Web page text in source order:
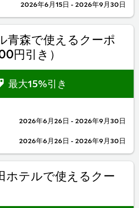
2026年6月15日 - 2026年9月30日
2026年6月26日 - 2026年9月30日
2026年6月26日 - 2026年9月30日
最大15%引き
青森で使えるクーポ
円引き）
ホテルで使えるクー